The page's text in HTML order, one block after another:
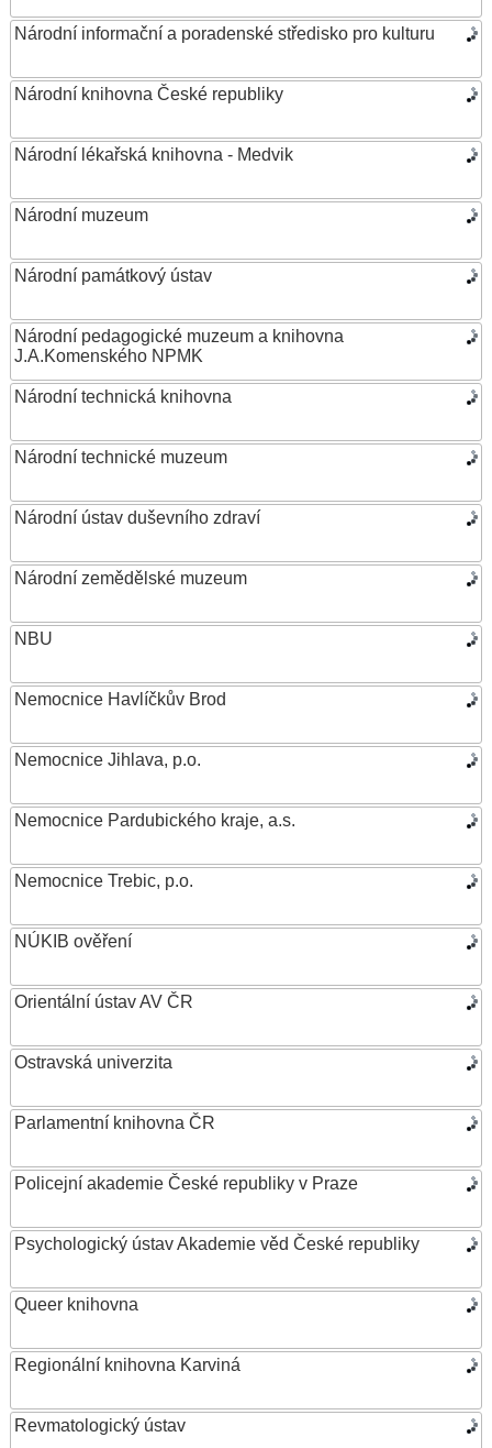
Národní informační a poradenské středisko pro kulturu
Národní knihovna České republiky
Národní lékařská knihovna - Medvik
Národní muzeum
Národní památkový ústav
Národní pedagogické muzeum a knihovna
J.A.Komenského NPMK
Národní technická knihovna
Národní technické muzeum
Národní ústav duševního zdraví
Národní zemědělské muzeum
NBU
Nemocnice Havlíčkův Brod
Nemocnice Jihlava, p.o.
Nemocnice Pardubického kraje, a.s.
Nemocnice Trebic, p.o.
NÚKIB ověření
Orientální ústav AV ČR
Ostravská univerzita
Parlamentní knihovna ČR
Policejní akademie České republiky v Praze
Psychologický ústav Akademie věd České republiky
Queer knihovna
Regionální knihovna Karviná
Revmatologický ústav